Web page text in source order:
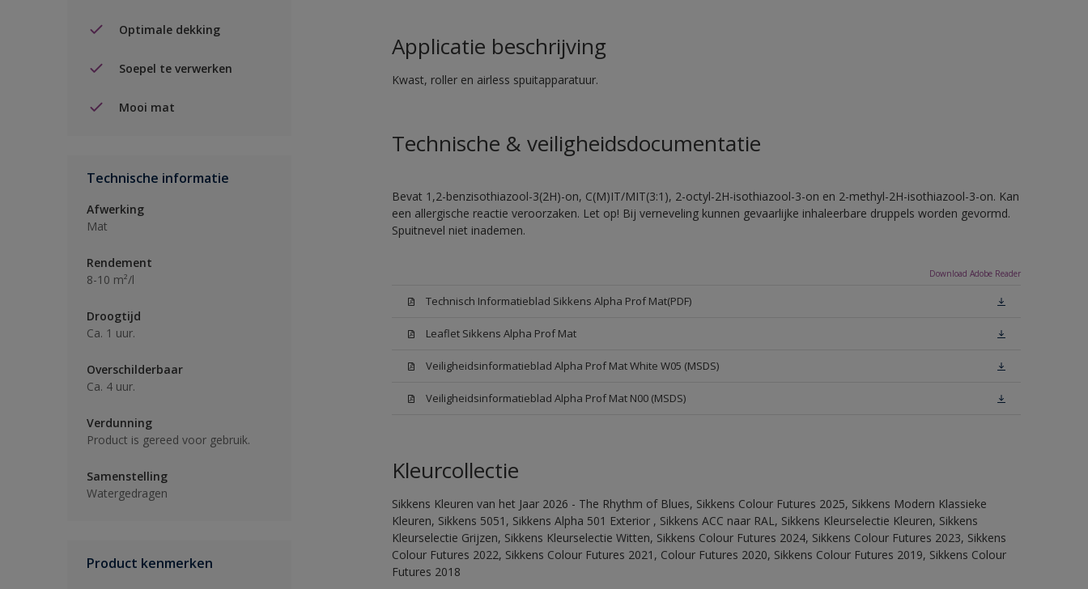
Optimale dekking
Soepel te verwerken
Mooi mat
Technische informatie
Afwerking
Mat
Rendement
8-10 m²/l
Droogtijd
Ca. 1 uur.
Overschilderbaar
Ca. 4 uur.
Verdunning
Product is gereed voor gebruik.
Samenstelling
Watergedragen
Product kenmerken
Applicatie beschrijving
Kwast, roller en airless spuitapparatuur.
Technische & veiligheidsdocumentatie
Bevat 1,2-benzisothiazool-3(2H)-on, C(M)IT/MIT(3:1), 2-octyl-2H-isothiazool-3-on en 2-methyl-2H-isothiazool-3-on. Kan
een allergische reactie veroorzaken. Let op! Bij verneveling kunnen gevaarlijke inhaleerbare druppels worden gevormd.
Spuitnevel niet inademen.
Download Adobe Reader
Technisch Informatieblad Sikkens Alpha Prof Mat(PDF)
Leaflet Sikkens Alpha Prof Mat
Veiligheidsinformatieblad Alpha Prof Mat White W05 (MSDS)
Veiligheidsinformatieblad Alpha Prof Mat N00 (MSDS)
Kleurcollectie
Sikkens Kleuren van het Jaar 2026 - The Rhythm of Blues, Sikkens Colour Futures 2025, Sikkens Modern Klassieke
Kleuren, Sikkens 5051, Sikkens Alpha 501 Exterior , Sikkens ACC naar RAL, Sikkens Kleurselectie Kleuren, Sikkens
Kleurselectie Grijzen, Sikkens Kleurselectie Witten, Sikkens Colour Futures 2024, Sikkens Colour Futures 2023, Sikkens
Colour Futures 2022, Sikkens Colour Futures 2021, Colour Futures 2020, Sikkens Colour Futures 2019, Sikkens Colour
Futures 2018